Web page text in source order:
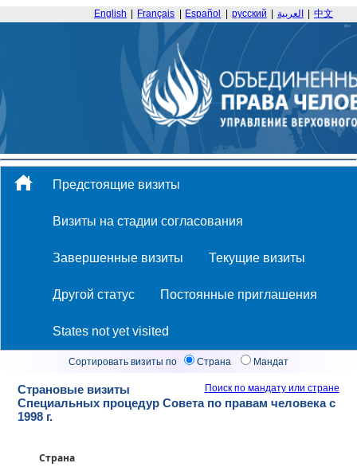
English Français Español русский العربية 中文
Предстоящие визиты
Визиты на стадии согласования
Завершенные визиты Текущие визиты
Другой статус Постоянные приглашения
States not yet visited
Сортировать визиты по Страна Мандат
Поиск по мандату или стране
Страновые визиты
Специальных процедур Совета по правам человека с
1998 г.
Страна